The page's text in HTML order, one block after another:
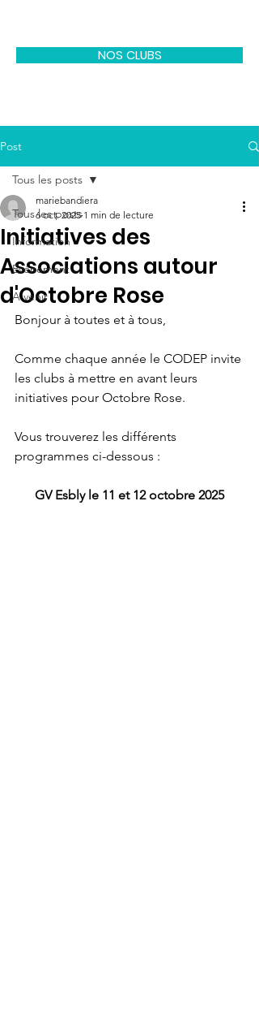
NOS CLUBS
Post
Tous les posts
Information
Evénement
A venir
Tous les posts
Initiatives des
Associations autour
d'Octobre Rose
mariebandiera
6 oct. 2025 1 min de lecture
Bonjour à toutes et à tous,
Comme chaque année le CODEP invite
les clubs à mettre en avant leurs
initiatives pour Octobre Rose.
Vous trouverez les différents
programmes ci-dessous :
GV Esbly le 11 et 12 octobre 2025